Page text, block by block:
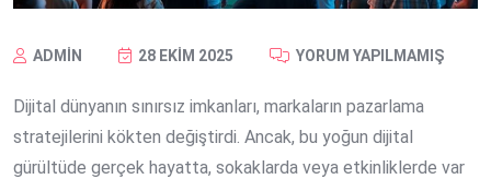
ADMIN 28 EKIM 2025 YORUM YAPILMAMIŞ
Dijital dünyanın sınırsız imkanları, markaların pazarlama
stratejilerini kökten değiştirdi. Ancak, bu yoğun dijital
gürültüde gerçek hayatta, sokaklarda veya etkinliklerde var